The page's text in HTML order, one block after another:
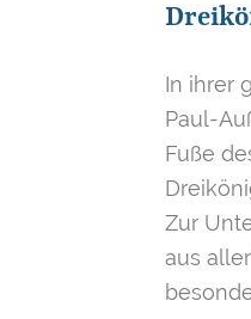
In ihrer
Paul-
Fuße
Zur
aus